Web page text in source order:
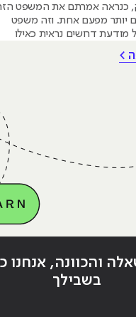
כנראה אמרתם את המשפט
יותר מפעם אחת. וזה משפט
מודעת דרושים נראית כאילו
במוצר אמיתי, כבר צבר ביטחון.
>
והכוונה, אנחנו
בשבילך